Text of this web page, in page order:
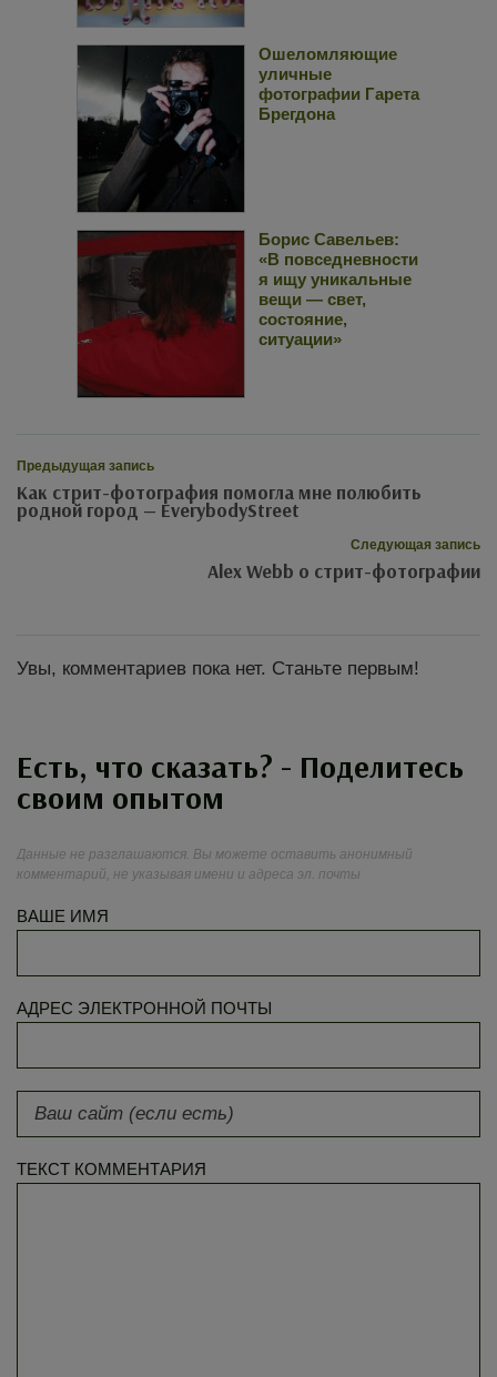
Ошеломляющие
уличные
фотографии Гарета
Брегдона
Борис Савельев:
«В повседневности
я ищу уникальные
вещи — свет,
состояние,
ситуации»
Предыдущая запись
Как стрит-фотография помогла мне полюбить
родной город — EverybodyStreet
Следующая запись
Alex Webb о стрит-фотографии
Увы, комментариев пока нет. Станьте первым!
Есть, что сказать? - Поделитесь
своим опытом
Данные не разглашаются. Вы можете оставить анонимный
комментарий, не указывая имени и адреса эл. почты
ВАШЕ ИМЯ
АДРЕС ЭЛЕКТРОННОЙ ПОЧТЫ
ТЕКСТ КОММЕНТАРИЯ